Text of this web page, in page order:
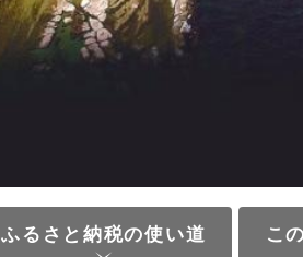
ふるさと納税の使い道 こ